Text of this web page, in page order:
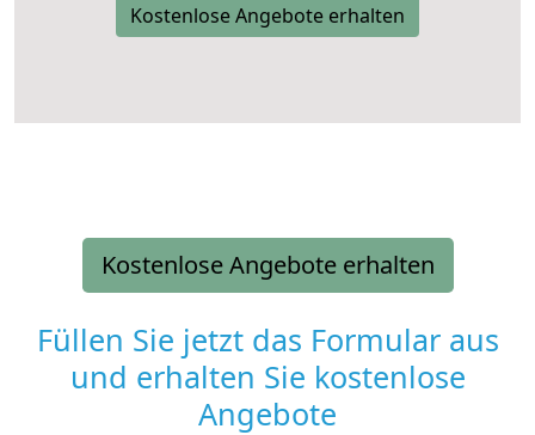
Kostenlose Angebote erhalten
Kostenlose Angebote erhalten
Füllen Sie jetzt das Formular aus
und erhalten Sie kostenlose
Angebote